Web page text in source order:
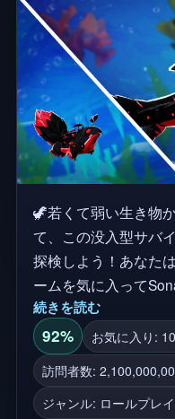
🦖若くて弱い生き物
て、この没入型サバ
探検しよう！あなたは
ームを気に入って
報酬を手に入れよう!
トロールを見ることができます!
🧨月間ミッション！
でさまざまなクリー
う。Sonaria's ユニバ
続きを読む
92%
お気に入り:
訪問者数:
ジャンル: ロールプレ